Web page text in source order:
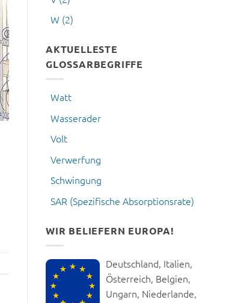
W (2)
AKTUELLESTE
GLOSSARBEGRIFFE
Watt
Wasserader
Volt
Verwerfung
Schwingung
SAR (Spezifische Absorptionsrate)
WIR BELIEFERN EUROPA!
Deutschland, Italien,
Österreich, Belgien,
Ungarn, Niederlande,